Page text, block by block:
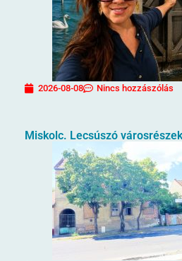
2026-08-08 Nincs hozzászólás
Miskolc. Lecsúszó